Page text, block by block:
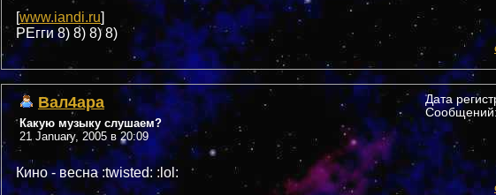
[www.iandi.ru]
РЕгги 8) 8) 8) 8)
Вал4ара
Какую музыку слушаем?
21 January, 2005 в 20:09
Дата
Кино - весна :twisted: :lol: